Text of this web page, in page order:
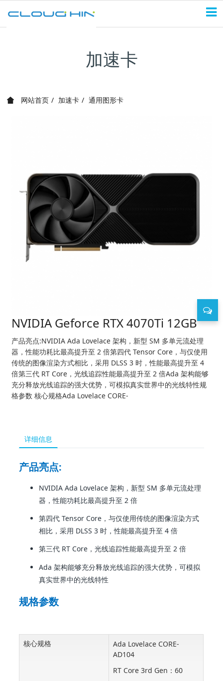
加速卡
网站首页 加速卡 通用图形卡
NVIDIA Geforce RTX 4070Ti 12GB
产品亮点:NVIDIA Ada Lovelace 架构，新型 SM 多单元流处理
器，性能功耗比最高提升至 2 倍第四代 Tensor Core，与仅使用
传统的图像渲染方式相比，采用 DLSS 3 时，性能最高提升至 4
倍第三代 RT Core，光线追踪性能最高提升至 2 倍Ada 架构能够
充分释放光线追踪的强大优势，可模拟真实世界中的光线特性规
格参数 核心规格Ada Lovelace CORE-
详细信息
产品亮点:
NVIDIA Ada Lovelace 架构，新型 SM 多单元流处理
器，性能功耗比最高提升至 2 倍
第四代 Tensor Core，与仅使用传统的图像渲染方式
相比，采用 DLSS 3 时，性能最高提升至 4 倍
第三代 RT Core，光线追踪性能最高提升至 2 倍
Ada 架构能够充分释放光线追踪的强大优势，可模拟
真实世界中的光线特性
规格参数
核心规格
Ada Lovelace CORE-
AD104
RT Core 3rd Gen：60